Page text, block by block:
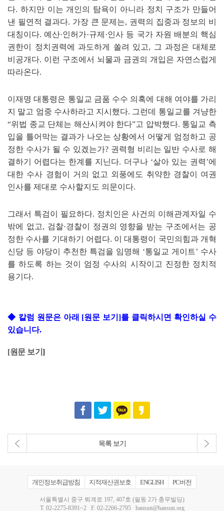
다. 하지만 이는 개인의 탐욕이 아니라 정치 구조가 만들어
낸 필연적 결과다. 가장 큰 문제는, 권력의 집중과 정보의 비
대칭이다. 예산·인허가·규제 ·인사 등 국가 자원 배분의 핵심
권한이 정치권력에 과도하게 쏠려 있고, 그 과정은 대체로
비공개다. 이런 구조에서 뇌물과 금권의 개입은 자연스럽게
따라온다.
이재명 대통령은 통일교 금품 수수 의혹에 대해 여야를 가리
지 말고 엄중 수사하라고 지시했다. 그런데 통일교를 겨냥한
“위법 종교 단체는 해산시켜야 한다”고 압박했다. 통일교 측
입을 틀어막는 결과가 나오는 상황에서 어떻게 엄정하고 공
정한 수사가 될 수 있겠는가? 권력형 비리는 일반 수사로 해
결하기 어렵다는 한계를 지닌다. 더구나 ‘살아 있는 권력’에
대한 수사 경험이 거의 없고 외풍에도 취약한 경찰이 여권
인사를 제대로 수사할지도 의문이다.
그래서 특검이 필요하다. 정치인은 사건의 이해관계자일 수
밖에 없고, 검찰·경찰이 정권의 영향을 받는 구조에서는 공
정한 수사를 기대하기 어렵다. 이 대통령이 국민의힘과 개혁
신당 등 야당이 추천한 특검을 임명해 ‘통일교 게이트’ 수사
를 하도록 하는 것이 엄정 수사의 시작이고 진정한 정치적
용기다.
◆ 칼럼 원문은 아래 [원문 보기]를 클릭하시면 확인하실 수
있습니다.
[원문 보기]
목록 보기
개인정보취급방침 지적재산권보호 ENGLISH PC버전
서울특별시 중구 퇴계로 197, 407호 (필동 2가 충무빌딩)
T. 02-2275-8391~2F. 02-2266-2795 hansun@hansun.org